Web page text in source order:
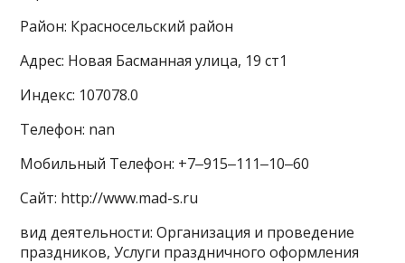
Район: Красносельский район
Адрес: Новая Басманная улица, 19 ст1
Индекс: 107078.0
Телефон: nan
Мобильный Телефон: +7‒915‒111‒10‒60
Сайт: http://www.mad-s.ru
вид деятельности: Организация и проведение
праздников, Услуги праздничного оформления